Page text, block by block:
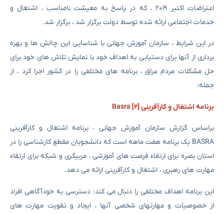
اعتراضات اکتبر ۲۰۱۹ ، که در پاسخ به معیشت نامناسب ، اشتغال و
خدمات اجتماعی ارائه شده توسط دولت برگزار شد ، برگزار شد.
در این شرایط ، سازمان آموزش جهانی با شناسایی این چالش ها و بهره
برداری از آنها برای دستیابی به اهداف خود با نمایش تلاش های خود برای
حل مشکلات مردم عراق ، برنامه های مختلفی را در کشور اجرا کرد ، از
جمله:
برنامه اشتغال و کارآفرینی Basra [2]
براساس گزارش سازمان آموزش جهانی ، برنامه اشتغال و کارآفرینی
BASRA یک برنامه هفت ماهه است که دانشجویان مقطع کارشناسی را در
استان بصره برای ارتقاء فرصت های آموزشی ، مربیگری و شبکه برای ارتقاء
مهارت های رهبری ، اشتغال و کارآفرینی ارائه می دهد.
این برنامه اهداف مختلفی را دنبال می کند: دسترسی به خودآگاهی افراد
از خصوصیات و مهارتهای شخصی آنها ، ایجاد و تقویت مهارت های